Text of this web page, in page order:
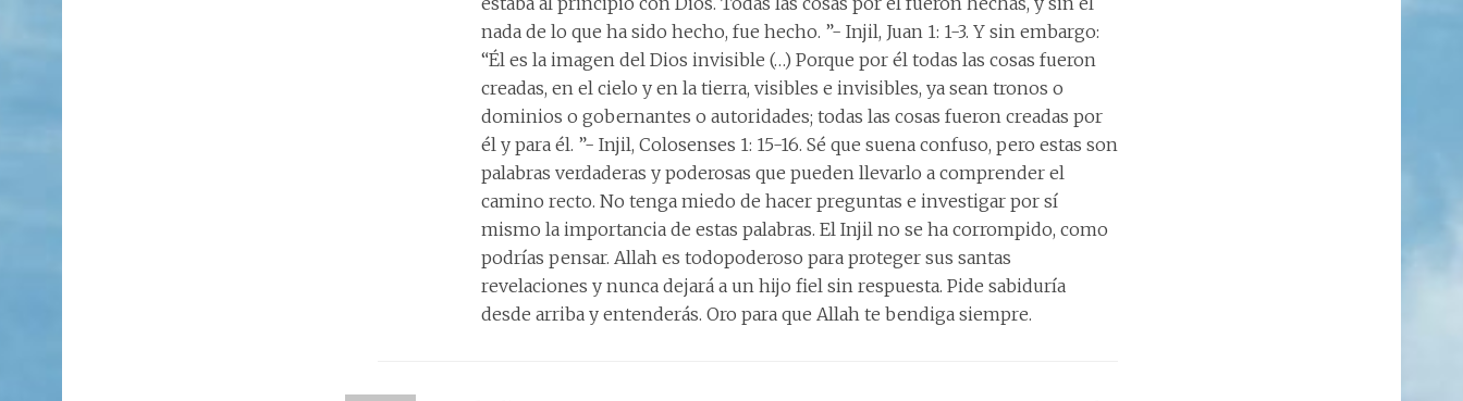
nada de lo que ha sido hecho, fue hecho. ”- Injil, Juan 1: 1-3. Y sin embargo:
“Él es la imagen del Dios invisible (…) Porque por él todas las cosas fueron
creadas, en el cielo y en la tierra, visibles e invisibles, ya sean tronos o
dominios o gobernantes o autoridades; todas las cosas fueron creadas por
él y para él. ”- Injil, Colosenses 1: 15-16. Sé que suena confuso, pero estas son
palabras verdaderas y poderosas que pueden llevarlo a comprender el
camino recto. No tenga miedo de hacer preguntas e investigar por sí
mismo la importancia de estas palabras. El Injil no se ha corrompido, como
podrías pensar. Allah es todopoderoso para proteger sus santas
revelaciones y nunca dejará a un hijo fiel sin respuesta. Pide sabiduría
desde arriba y entenderás. Oro para que Allah te bendiga siempre.